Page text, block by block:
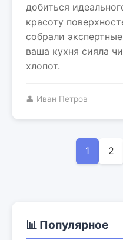
добиться
красоту
собрали
ваша кухня сияла
хлопот.
👤 Иван Петров
1 2
📊 Популярное